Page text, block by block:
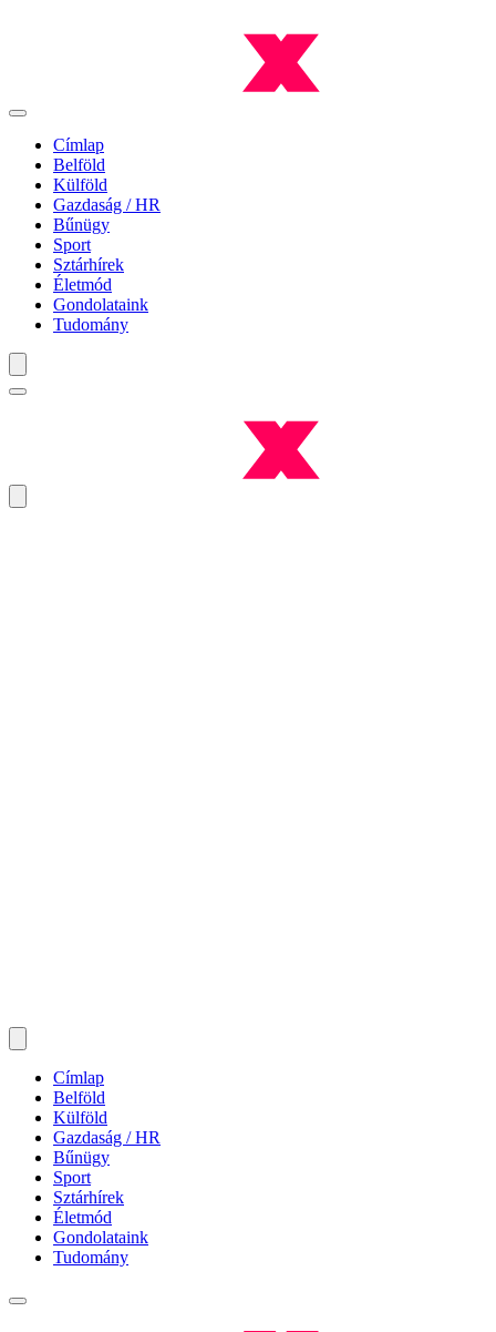
Címlap
Belföld
Külföld
Gazdaság / HR
Bűnügy
Sport
Sztárhírek
Életmód
Gondolataink
Tudomány
Címlap
Belföld
Külföld
Gazdaság / HR
Bűnügy
Sport
Sztárhírek
Életmód
Gondolataink
Tudomány